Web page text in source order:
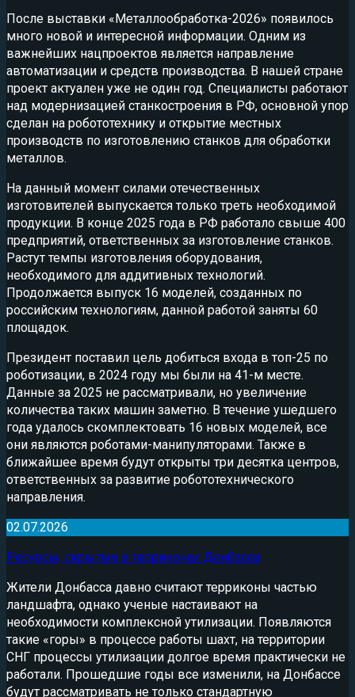
После выставки «Металлообработка-2026» появилось
много новой и интересной информации. Одним из
важнейших нацпроектов является направление
автоматизации и средств производства. В нашей стране
проект актуален уже не один год. Специалисты работают
над модернизацией станкостроения в РФ, основной упор
сделан на робототехнику и открытие местных
производств по изготовлению станков для обработки
металлов.
На данный момент силами отечественных
изготовителей выпускается только треть необходимой
продукции. В конце 2025 года в РФ работало свыше 400
предприятий, ответственных за изготовление станков.
Растут темпы изготовления оборудования,
необходимого для аддитивных технологий.
Продолжается выпуск 16 моделей, созданных по
российским технологиям, данной работой заняты 60
площадок.
Президент поставил цель добиться входа в топ-25 по
роботизации, в 2024 году мы были на 41-м месте.
Данные за 2025 не рассматривали, но увеличение
количества таких машин заметно. В течение ушедшего
года удалось скомплектовать 16 новых моделей, все
они являются роботами-манипуляторами. Также в
ближайшее время будут открыты три десятка центров,
ответственных за развитие робототехнического
направления.
02.07.2026
Ресурсы, скрытые в терриконах Донбасса
Жители Донбасса давно считают терриконы частью
ландшафта, однако ученые настаивают на
необходимости комплексной утилизации. Появляются
такие «горы» в процессе работы шахт, на территории
СНГ процессы утилизации долгое время практически не
работали. Прошедшие годы все изменили, на Донбассе
будут рассматривать не только стандартную